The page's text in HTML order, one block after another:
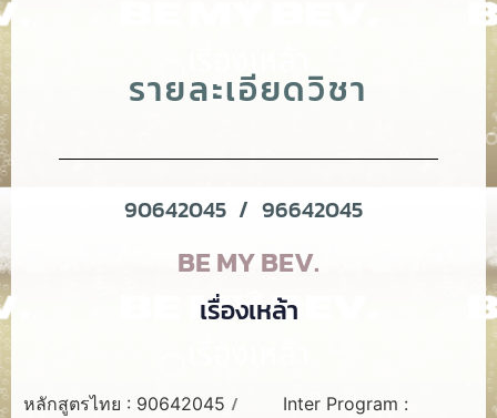
รายละเอียดวิชา
90642045 / 96642045
BE MY BEV.
เรื่องเหล้า
หลักสูตรไทย : 90642045 /
Inter Program :